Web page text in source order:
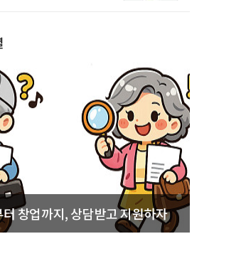
창업까지, 상담받고 지원하자